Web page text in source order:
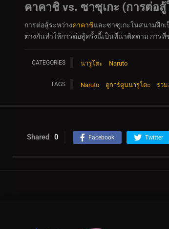
คาคาชิ vs. ซาซุเกะ (การต่อ
การต่อสู้ระหว่างคาคาชิและซาซุเกะในสนามฝึก
ต่างกันทำให้การต่อสู้ครั้งนี้เป็นที่น่าติดตาม การ
CATEGORIES นารูโตะ Naruto
TAGS Naruto ดูการ์ตูนนารูโตะ รวม
Shared 0 Facebook Twitter